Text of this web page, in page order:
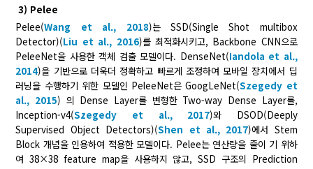
3) Pelee
Pelee(Wang et al., 2018)는 SSD(Single Shot multibox
Detector)(Liu et al., 2016)를 최적화시키고, Backbone CNN으로
PeleeNet을 사용한 객체 검출 모델이다. DenseNet(Iandola et al.,
2014)을 기반으로 더욱더 정확하고 빠르게 조정하여 모바일 장치에서 딥
러닝을 수행하기 위한 모델인 PeleeNet은 GoogLeNet(Szegedy et
al., 2015) 의 Dense Layer를 변형한 Two-way Dense Layer를,
Inception-v4(Szegedy et al., 2017)와 DSOD(Deeply
Supervised Object Detectors)(Shen et al., 2017)에서 Stem
Block 개념을 인용하여 적용한 모델이다. Pelee는 연산량을 줄이 기 위하
여 38×38 feature map을 사용하지 않고, SSD 구조의 Prediction